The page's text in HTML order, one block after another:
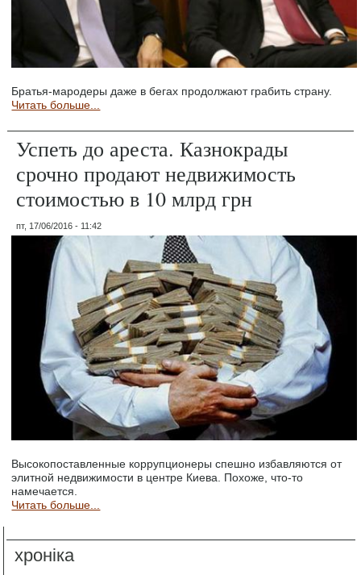
Братья-мародеры даже в бегах продолжают грабить страну.
Читать больше...
Успеть до ареста. Казнокрады
срочно продают недвижимость
стоимостью в 10 млрд грн
пт, 17/06/2016 - 11:42
Высокопоставленные коррупционеры спешно избавляются от
элитной недвижимости в центре Киева. Похоже, что-то
намечается.
Читать больше...
хроніка